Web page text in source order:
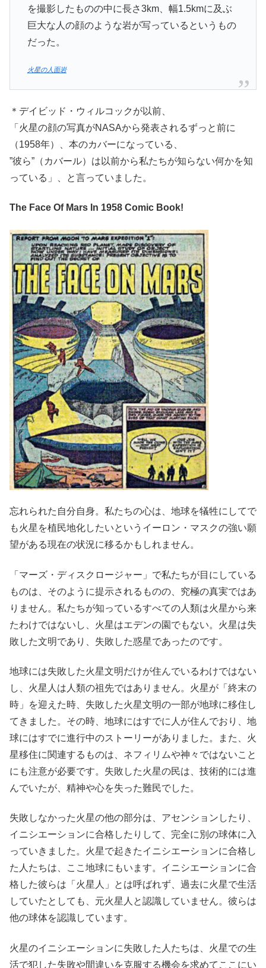
を撮影したものの中に長さ3km、幅1.5kmに及ぶ
巨大な人の顔のような岩が写っているというもの
だった。
火星の人面岩
＊デイビッド・ウィルコックが以前、
「火星の顔の写真がNASAから発表されるずっと前に
（1958年）、本のカバーになっている、
”彼ら”（カバール）は以前から私たちが知らない何かを知
っている」、と言っていました。
The Face Of Mars In 1958 Comic Book!
忘れられた自分自身。私たちの心は、地球を犠牲にしてで
も火星を植民地化したいというイーロン・マスクの強い願
望がある現在の状況に移るかもしれません。
「マーズ・ディスクロージャー」で私たちが目にしている
ものは、そのように提示されるものの、究極の真実ではあ
りません。私たちが知っているすべての人類は火星から来
たわけではないし、火星はエデンの園でもない。火星は失
敗した文明であり、失敗した惑星であったのです。
地球には失敗した火星文明だけが住んでいるわけではない
し、火星人は人類の祖先ではありません。火星が「終末の
時」を迎えた時、失敗した火星文明の一部が地球に移住し
てきました。その時、地球にはすでに人が住んでおり、地
球にはすでに進行中のストーリーがありました。また、火
星移住に関連するものは、ネフィリムや神々ではないこと
にも注意が必要です。失敗した火星の民は、技術的には進
んでいたが、精神や心を失った難民でした。
失敗しなかった火星の他の部分は、アセンションしたり、
イニシエーションに合格したりして、完全に別の球体に入
っていきました。火星で起きたイニシエーションに合格し
た人たちは、ここ地球にもいます。イニシエーションに合
格した彼らは「火星人」とは呼ばれず、過去に火星で生活
していたとしても、元火星人と認識していません。彼らは
他の球体を認識しています。
火星のイニシエーションに失敗した人たちは、火星での生
活で犯した失敗や間違いを克服する機会を求めてここにい